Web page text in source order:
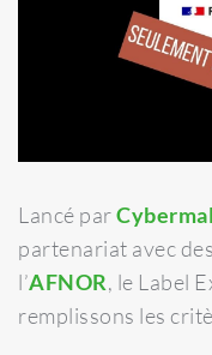
Lancé par
partenariat avec
l’AFNOR, le Label
remplissons les